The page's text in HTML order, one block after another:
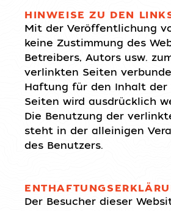
HINWEISE ZU DEN
Mit der Veröffentlichung
keine Zustimmung des
Betreibers, Autors usw.
verlinkten Seiten
Haftung für den Inhalt der
Seiten wird ausdrücklich
Die Benutzung der
steht in der alleinigen
des Benutzers.
Der Besucher dieser